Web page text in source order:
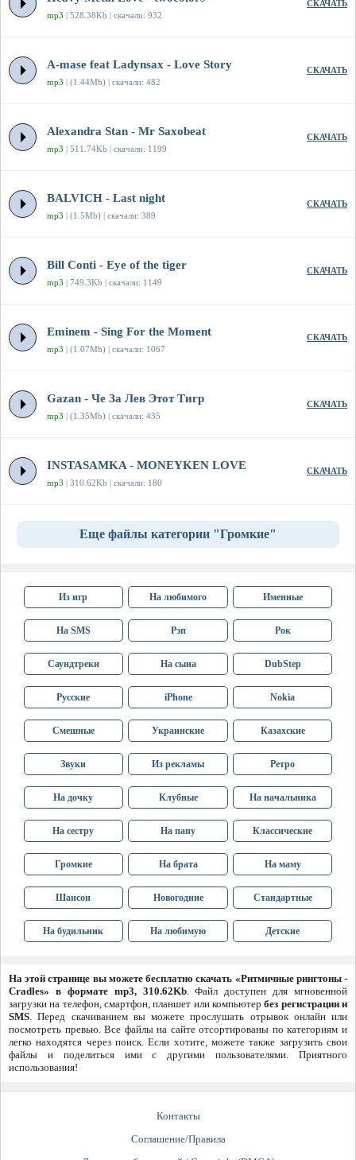
mp3 | 528.38Kb | скачали: 932
СКАЧАТЬ
A-mase feat Ladynsax - Love Story
mp3 | (1.44Mb) | скачали: 482
СКАЧАТЬ
Alexandra Stan - Mr Saxobeat
mp3 | 511.74Kb | скачали: 1199
СКАЧАТЬ
BALVICH - Last night
mp3 | (1.5Mb) | скачали: 389
СКАЧАТЬ
Bill Conti - Eye of the tiger
mp3 | 749.3Kb | скачали: 1149
СКАЧАТЬ
Eminem - Sing For the Moment
mp3 | (1.07Mb) | скачали: 1067
СКАЧАТЬ
Gazan - Че За Лев Этот Тигр
mp3 | (1.35Mb) | скачали: 435
СКАЧАТЬ
INSTASAMKA - MONEYKEN LOVE
mp3 | 310.62Kb | скачали: 180
СКАЧАТЬ
Еще файлы категории "Громкие"
Из игр На любимого Именные
На SMS Рэп Рок
Саундтреки На сына DubStep
Русские iPhone Nokia
Смешные Украинские Казахские
Звуки Из рекламы Ретро
На дочку Клубные На начальника
На сестру На папу Классические
Громкие На брата На маму
Шансон Новогодние Стандартные
На будильник На любимую Детские
На этой странице вы можете бесплатно скачать «Ритмичные рингтоны -
Cradles» в формате mp3, 310.62Kb. Файл доступен для мгновенной
загрузки на телефон, смартфон, планшет или компьютербез регистрации и
SMS. Перед скачиванием вы можете прослушать отрывок онлайн или
посмотреть превью. Все файлы на сайте отсортированы по категориям и
легко находятся через поиск. Если хотите, можете также загрузить свои
файлы и поделиться ими с другими пользователями. Приятного
использования!
Контакты
Соглашение/Правила